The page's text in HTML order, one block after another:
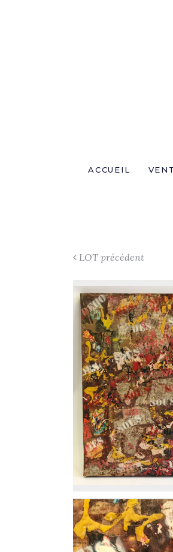
ACCUEIL
LOT précédent